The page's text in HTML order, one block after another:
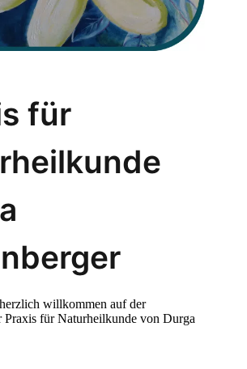
für
willkommen auf der
Praxis für Naturheilkunde von Durga